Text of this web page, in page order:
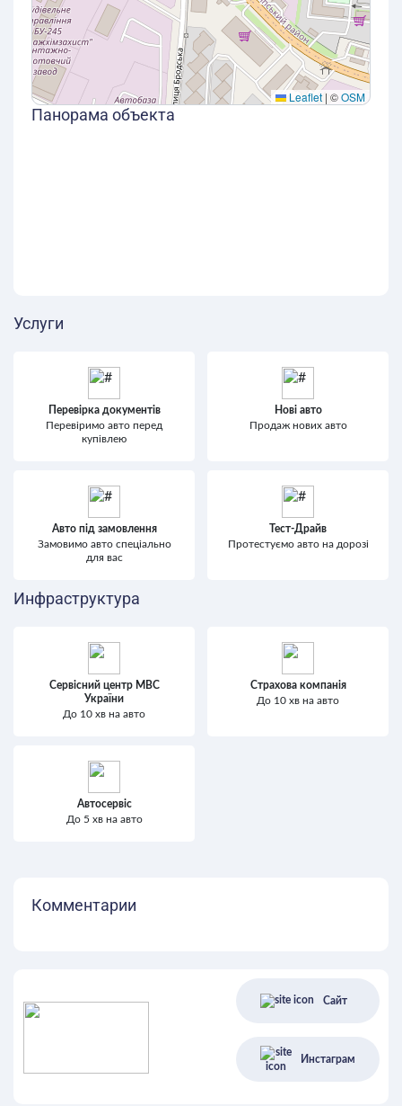
Leaflet | ©OSM
Панорама объекта
Услуги
Перевірка документів
Перевіримо авто перед
купівлею
Нові авто
Продаж нових авто
Авто під замовлення
Замовимо авто спеціально
для вас
Тест-Драйв
Протестуємо авто на дорозі
Инфраструктура
Сервісний центр МВС
України
До 10 хв на авто
Страхова компанія
До 10 хв на авто
Автосервіс
До 5 хв на авто
Комментарии
Сайт
Инстаграм